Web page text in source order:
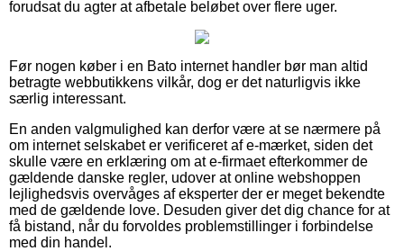
forudsat du agter at afbetale beløbet over flere uger.
Før nogen køber i en Bato internet handler bør man altid
betragte webbutikkens vilkår, dog er det naturligvis ikke
særlig interessant.
En anden valgmulighed kan derfor være at se nærmere på
om internet selskabet er verificeret af e-mærket, siden det
skulle være en erklæring om at e-firmaet efterkommer de
gældende danske regler, udover at online webshoppen
lejlighedsvis overvåges af eksperter der er meget bekendte
med de gældende love. Desuden giver det dig chance for at
få bistand, når du forvoldes problemstillinger i forbindelse
med din handel.